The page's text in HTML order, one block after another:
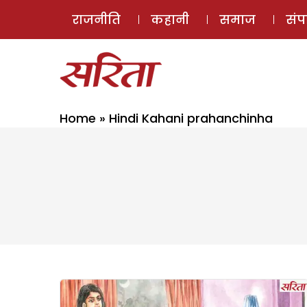
राजनीति कहानी समाज
Home » Hindi Kahani prahanchinha